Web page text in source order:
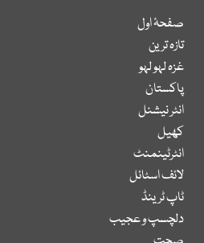
صفحۂ اول
تازہ ترین
غزہ لہو لہو
پاکستان
انٹر نیشنل
کھیل
انٹرٹینمنٹ
لائف اسٹائل
ٹاپ ٹرینڈ
دلچسپ و عجیب